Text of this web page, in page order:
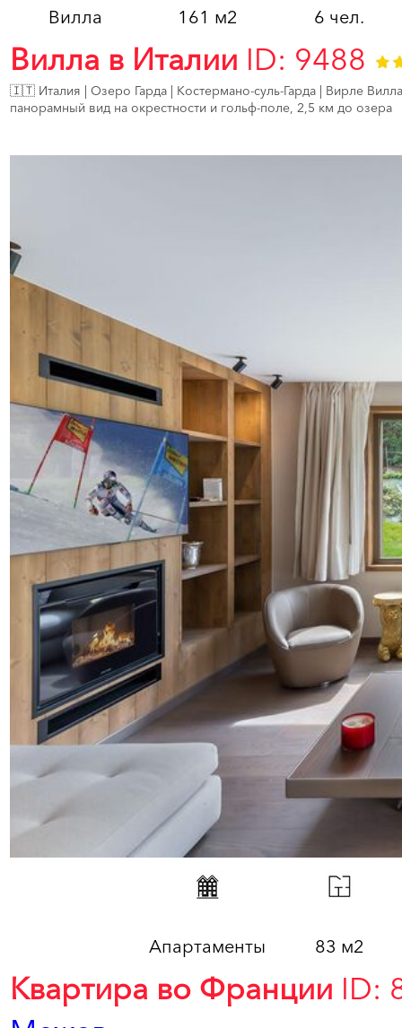
Вилла 161 м2 6 чел.
Вилла в Италии ID: 9488
🇮🇹 Италия | Озеро Гарда | Костермано-суль-Гарда | Вирле
панорамный вид на окрестности и гольф-поле, 2,5 км до озера
Апартаменты 83 м2
Квартира во Франции ID: